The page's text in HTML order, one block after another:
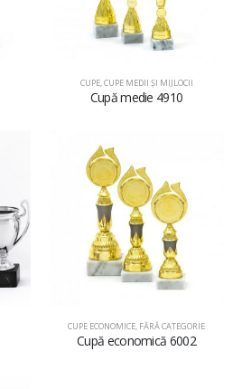
CUPE,CUPE MEDII ŞI MIJLOCII
Cupă medie 4910
CUPE ECONOMICE, FĂRĂ CATEGORIE
Cupă economică 6002